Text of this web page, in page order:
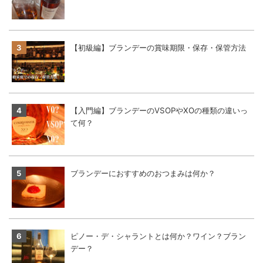
【初級編】ブランデーの賞味期限・保存・保管方法
【入門編】ブランデーのVSOPやXOの種類の違いっ
て何？
ブランデーにおすすめのおつまみは何か？
ピノー・デ・シャラントとは何か？ワイン？ブラン
デー？